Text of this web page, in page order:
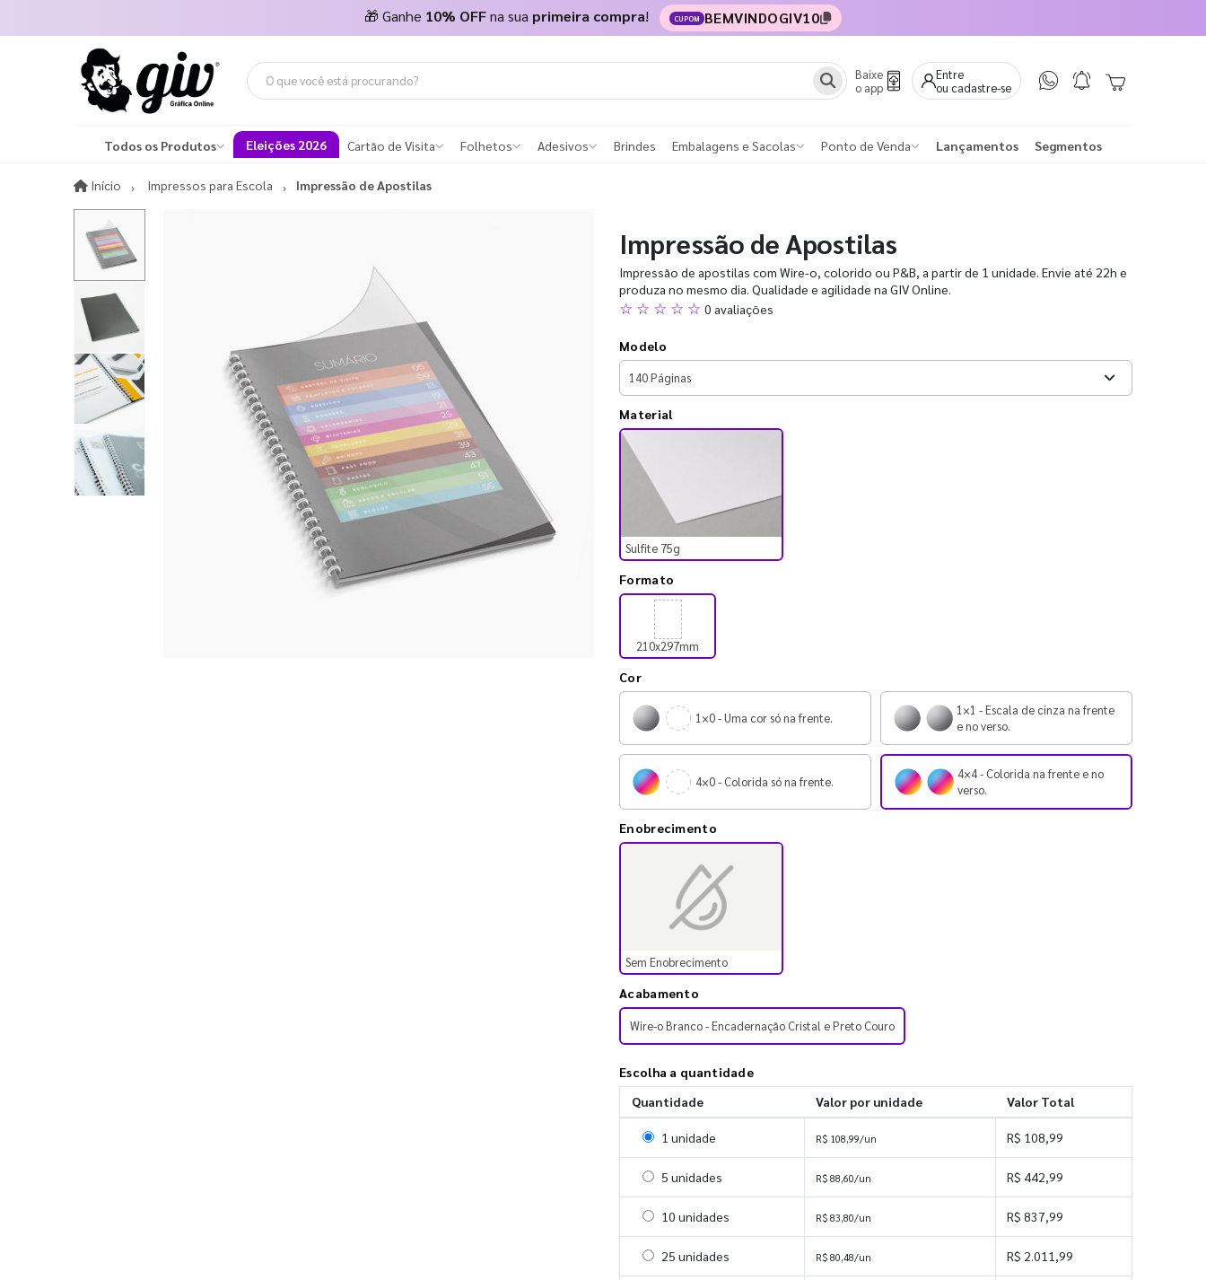
🎁 Ganhe 10% OFFna sua primeira compra! CUPOM BEMVINDOGIV10
Baixe
o app
Entre
ou cadastre-se
Todos os Produtos Eleições 2026 Cartão de Visita Folhetos Adesivos Brindes Embalagens e Sacolas Ponto de Venda Lançamentos Segmentos
Início InícioImpressos para Escola Impressão de Apostilas
Impressão de Apostilas
Impressão de apostilas com Wire-o, colorido ou P&B, a partir de 1 unidade. Envie até 22h e
produza no mesmo dia. Qualidade e agilidade na GIV Online.
☆ ☆ ☆ ☆ ☆ 0 avaliações
Modelo
Material
Sulfite 75g
Formato
210x297mm
Cor
1×0 - Uma cor só na frente.
1×1 - Escala de cinza na frente
e no verso.
4×0 - Colorida só na frente.
4×4 - Colorida na frente e no
verso.
Enobrecimento
Sem Enobrecimento
Acabamento
Wire-o Branco - Encadernação Cristal e Preto Couro
Escolha a quantidade
Quantidade
Valor por unidade Valor Total
Selecionar 1 unidade
1 unidade R$ 108,99/un R$ 108,99
Selecionar 5 unidades
5 unidades R$ 88,60/un R$ 442,99
Selecionar 10 unidades
10 unidades R$ 83,80/un R$ 837,99
Selecionar 25 unidades
25 unidades R$ 80,48/un R$ 2.011,99